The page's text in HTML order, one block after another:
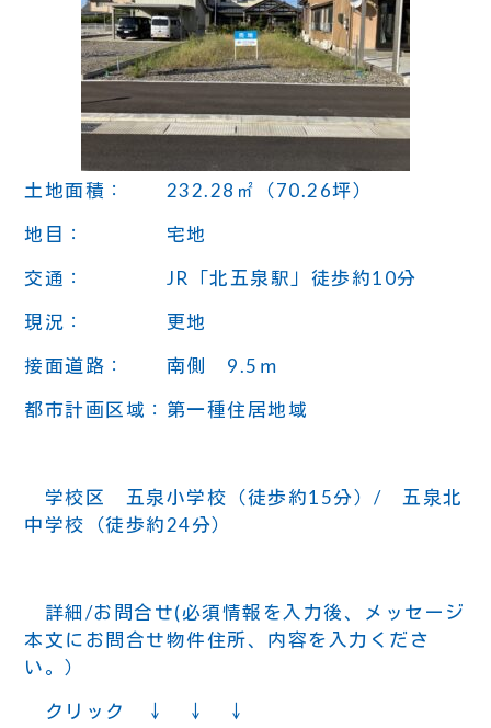
土地面積： 232.28㎡（70.26坪）
地目： 宅地
交通： JR「北五泉駅」徒歩約10分
現況： 更地
接面道路： 南側 9.5ｍ
都市計画区域：第一種住居地域
学校区 五泉小学校（徒歩約15分）/ 五泉北
中学校（徒歩約24分）
詳細/お問合せ(必須情報を入力後、メッセージ
本文にお問合せ物件住所、内容を入力くださ
い。）
クリック ↓ ↓ ↓